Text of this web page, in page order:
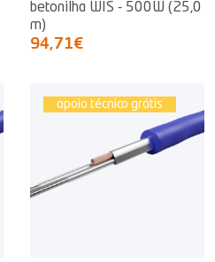
betonilha WIS - 500W (25,0
m)
94,71€
apoio técnico grátis